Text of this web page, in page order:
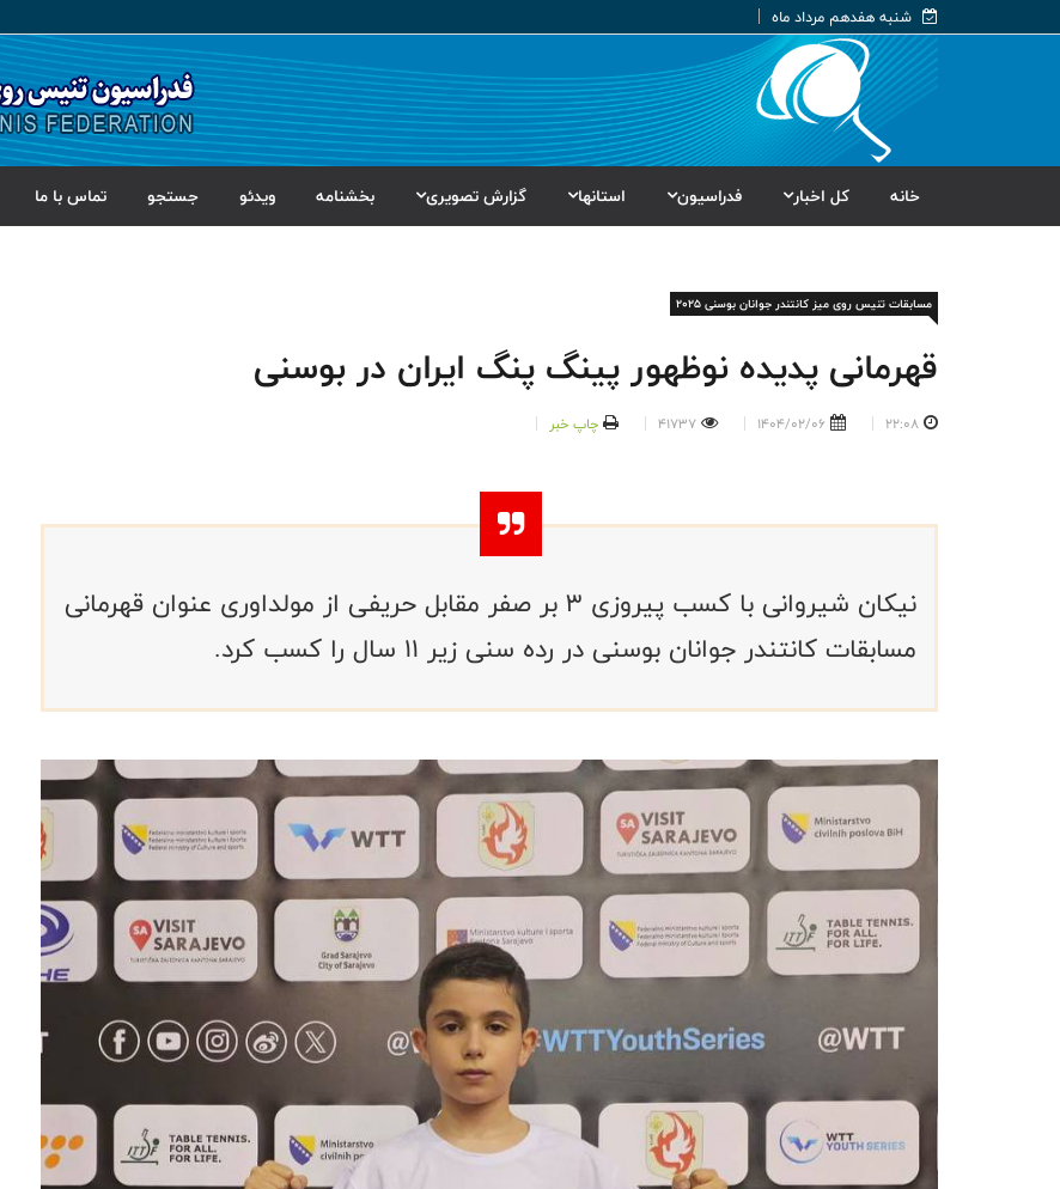
شنبه هفدهم مرداد ماه
خانه کل اخبار فدراسیون استانها گزارش تصویری بخشنامه ویدئو جستجو تماس با ما
مسابقات تنیس روی میز کانتندر جوانان بوسنی ۲۰۲۵
قهرمانی پدیده نوظهور پینگ پنگ ایران در بوسنی
22:08
1404/02/06
41737 چاپ خبر
نیکان شیروانی با کسب پیروزی ۳ بر صفر مقابل حریفی از مولداوری عنوان قهرمانی
مسابقات کانتندر جوانان بوسنی در رده سنی زیر ۱۱ سال را کسب کرد.